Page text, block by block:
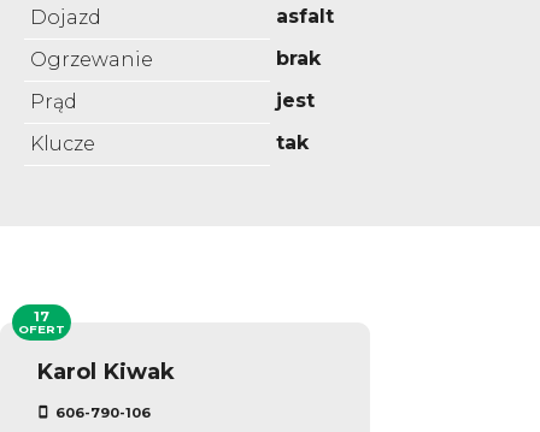
Dojazd
asfalt
Ogrzewanie
brak
Prąd
jest
Klucze
tak
Karol Kiwak
606-790-106
17
OFERT